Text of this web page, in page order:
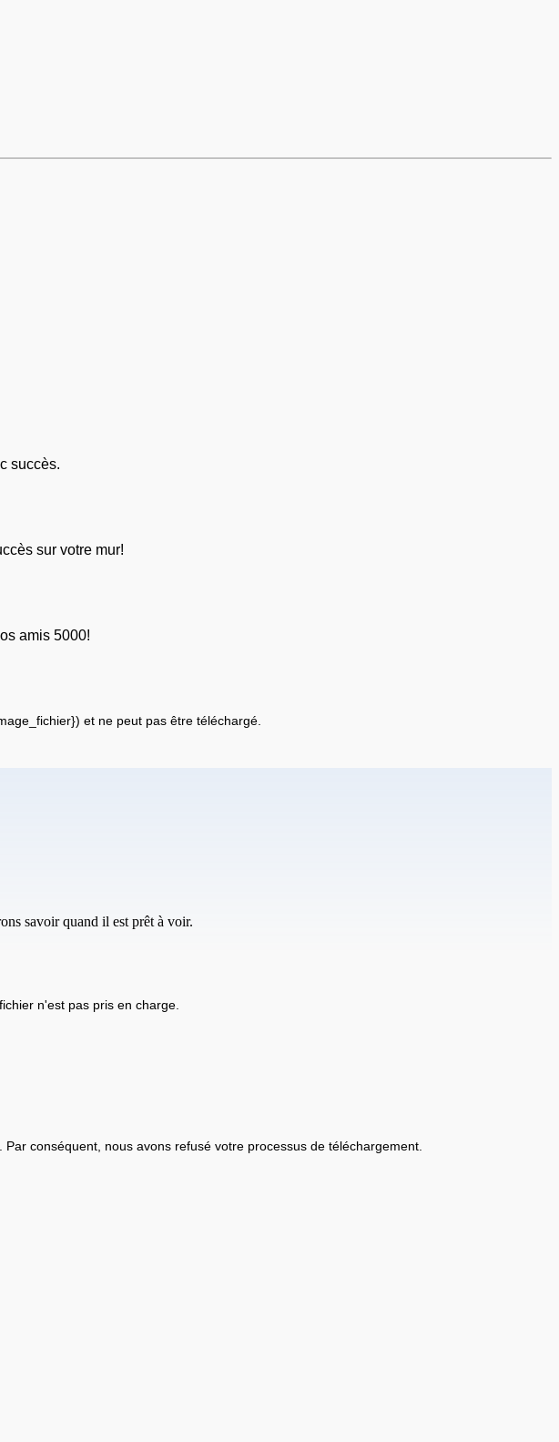
succès.
sur votre mur!
amis 5000!
et ne peut pas être téléchargé.
savoir quand il est prêt à voir.
n'est pas pris en charge.
conséquent, nous avons refusé votre processus de téléchargement.